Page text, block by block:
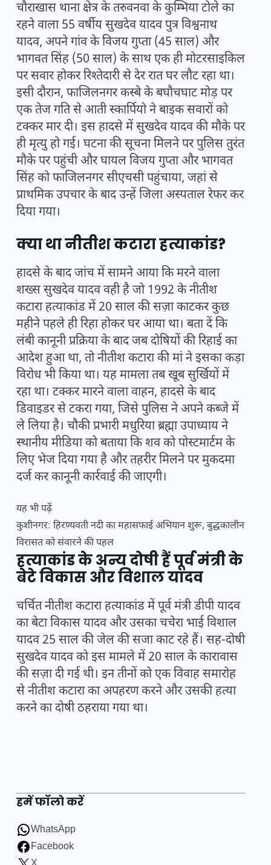
चौराखास थाना क्षेत्र के तरुवनवा के कुम्भिया टोले का
रहने वाला 55 वर्षीय सुखदेव यादव पुत्र विश्वनाथ
यादव, अपने गांव के विजय गुप्ता (45 साल) और
भागवत सिंह (50 साल) के साथ एक ही मोटरसाइकिल
पर सवार होकर रिश्तेदारी से देर रात घर लौट रहा था।
इसी दौरान, फाजिलनगर कस्बे के बघौचघाट मोड़ पर
एक तेज गति से आती स्कार्पियो ने बाइक सवारों को
टक्कर मार दी। इस हादसे में सुखदेव यादव की मौके पर
ही मृत्यु हो गई। घटना की सूचना मिलने पर पुलिस तुरंत
मौके पर पहुंची और घायल विजय गुप्ता और भागवत
सिंह को फाजिलनगर सीएचसी पहुंचाया, जहां से
प्राथमिक उपचार के बाद उन्हें जिला अस्पताल रेफर कर
दिया गया।
क्या था नीतीश कटारा हत्याकांड?
हादसे के बाद जांच में सामने आया कि मरने वाला
शख्स सुखदेव यादव वही है जो 1992 के नीतीश
कटारा हत्याकांड में 20 साल की सज़ा काटकर कुछ
महीने पहले ही रिहा होकर घर आया था। बता दें कि
लंबी कानूनी प्रक्रिया के बाद जब दोषियों की रिहाई का
आदेश हुआ था, तो नीतीश कटारा की मां ने इसका कड़ा
विरोध भी किया था। यह मामला तब खूब सुर्खियों में
रहा था। टक्कर मारने वाला वाहन, हादसे के बाद
डिवाइडर से टकरा गया, जिसे पुलिस ने अपने कब्जे में
ले लिया है। चौकी प्रभारी मधुरिया ब्रह्मा उपाध्याय ने
स्थानीय मीडिया को बताया कि शव को पोस्टमार्टम के
लिए भेज दिया गया है और तहरीर मिलने पर मुकदमा
दर्ज कर कानूनी कार्रवाई की जाएगी।
यह भी पढ़ें
कुशीनगर: हिरण्यवती नदी का महासफाई अभियान शुरू, बुद्धकालीन
विरासत को संवारने की पहल
हत्याकांड के अन्य दोषी हैं पूर्व मंत्री के
बेटे विकास और विशाल यादव
चर्चित नीतीश कटारा हत्याकांड में पूर्व मंत्री डीपी यादव
का बेटा विकास यादव और उसका चचेरा भाई विशाल
यादव 25 साल की जेल की सजा काट रहे हैं। सह-दोषी
सुखदेव यादव को इस मामले में 20 साल के कारावास
की सज़ा दी गई थी। इन तीनों को एक विवाह समारोह
से नीतीश कटारा का अपहरण करने और उसकी हत्या
करने का दोषी ठहराया गया था।
हमें फॉलो करें
WhatsApp
Facebook